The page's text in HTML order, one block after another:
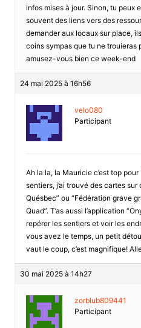
infos mises à jour. Sinon, tu peux
souvent des liens vers des
demander aux locaux sur place,
coins sympas que tu ne trouieras
amusez-vous bien ce week-end
24 mai 2025 à 16h56
velo080
Participant
Ah la la, la Mauricie c’est top
sentiers, j’ai trouvé des cartes sur
Quésbec” ou “Fédération grave
Quad”. T’as aussi l’application
repérer les sentiers et voir les
vous avez le temps, un petit
vaut le coup, c’est magnifique!
30 mai 2025 à 14h27
zorblub809441
Participant